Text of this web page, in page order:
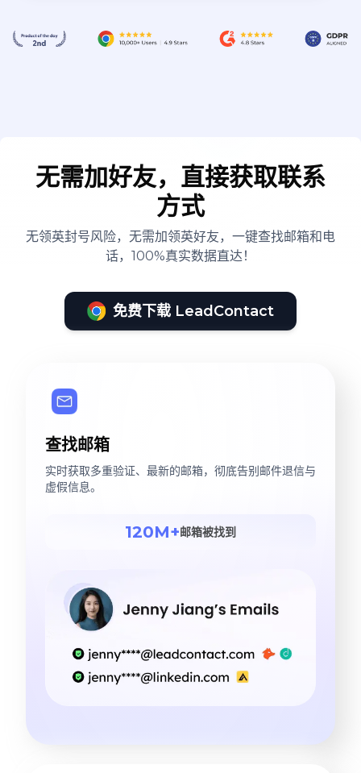
无需加好友，直接获取联系
方式
无领英封号风险，无需加领英好友，一键查找邮箱和电
话，100%真实数据直达！
免费下载 LeadContact
查找邮箱
实时获取多重验证、最新的邮箱，彻底告别邮件退信与
虚假信息。
120M+邮箱被找到